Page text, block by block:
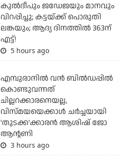
കുല്‍ദീപും ജഡേജയും മാനവും
വിറപ്പിച്ചു; കട്ടയ്ക്ക് പൊരുതി
ലങ്കയും; ആദ്യ ദിനത്തില്‍ 363ന്
എട്ട്!
5 hours ago
എമ്പുരാനില്‍ വന്‍ ബില്‍ഡപ്പില്‍
കൊണ്ടുവന്നത്
ചില്ലറക്കാരനെയല്ല,
വിസ്മയയെക്കാള്‍ ചര്‍ച്ചയായി
'തുടക്ക'ക്കാരന്‍ ആശിഷ് ജോ
ആന്റണി
3 hours ago